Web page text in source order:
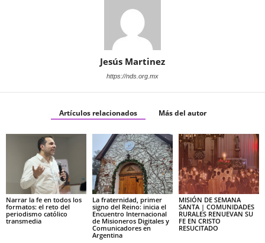
Jesús Martinez
https://nds.org.mx
Artículos relacionados Más del autor
Narrar la fe en todos los
formatos: el reto del
periodismo católico
transmedia
La fraternidad, primer
signo del Reino: inicia el
Encuentro Internacional
de Misioneros Digitales y
Comunicadores en
Argentina
MISIÓN DE SEMANA
SANTA | COMUNIDADES
RURALES RENUEVAN SU
FE EN CRISTO
RESUCITADO